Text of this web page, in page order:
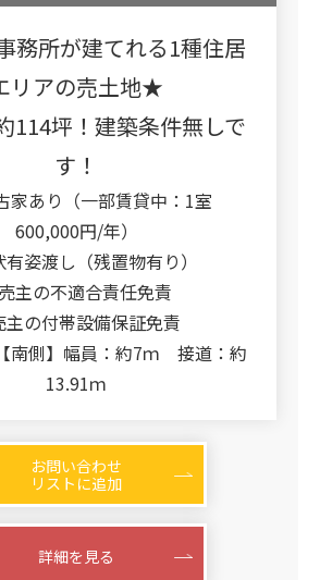
務所が建てれる1種住居
リアの売土地★
114坪！建築条件無しで
す！
家あり（一部賃貸中：1室
600,000円/年）
姿渡し（残置物有り）
主の不適合責任免責
の付帯設備保証免責
南側】幅員：約7ｍ 接道：約
13.91ｍ
お問い合わせ
リストに追加
詳細を見る